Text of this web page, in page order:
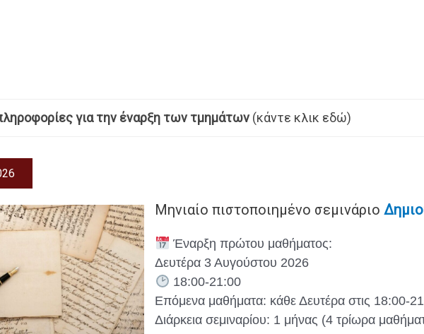
για την έναρξη των τμημάτων(κάντε κλικ εδώ)
Μηνιαίο πιστοποιημένο σεμινάριο
Έναρξη πρώτου μαθήματος:
Δευτέρα 3 Αυγούστου 2026
18:00-21:00
Επόμενα μαθήματα: κάθε Δευτέρα στις 18:00-
Διάρκεια σεμιναρίου: 1 μήνας (4 τρίωρα